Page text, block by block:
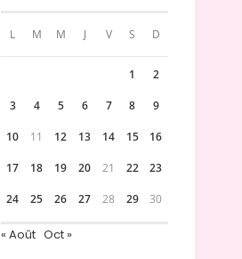
L M M J V S D
1 2
3 4 5 6 7 8 9
10 11 12 13 14 15 16
17 18 19 20 21 22 23
24 25 26 27 28 29 30
« Août Oct »